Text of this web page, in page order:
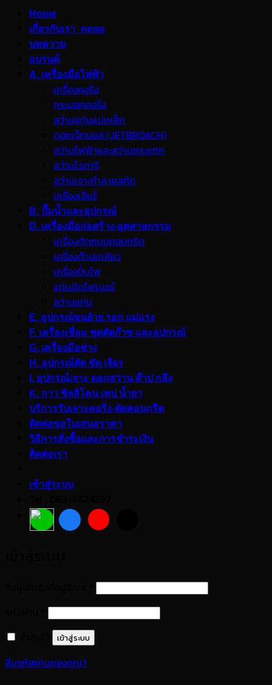
Home
เกี่ยวกับเรา_news
บทความ
แบรนด์
A. เครื่องมือไฟฟ้า
เครื่องคอริ่ง
กระบอกคอริ่ง
สว่านแท่นแม่เหล็ก
ดอกเจ็ทบอส (JETBROACH)
สว่านไฟฟ้าและสว่านกระแทก
สว่านโรตารี
สว่านเจาะทำลายสกัด
เครื่องเจียร์
B. ปั๊มน้ำและอุปกรณ์
D. เครื่องมือก่อสร้าง-อุตสาหกรรม
เครื่องตัดถนนคอนกรีต
เครื่องต๊าปเกลียว
เครื่องปั่นไฟ
แท่นตัดไฟเบอร์
สว่านแท่น
E. อุปกรณ์ขนย้าย รอก แม่แรง
F. เครื่องเชื่อม ชุดตัดก๊าซ และอุปกรณ์
G. เครื่องมือช่าง
H. อุปกรณ์ตัด ขัด เจียร
I. อุปกรณ์เจาะ ดอกสว่าน ต๊าป กลึง
K. กาว ซิลลิโคน เทป น้ำยา
บริการรับเจาะคอริ่ง-ตัดคอนกรีต
ติดต่อขอใบเสนอราคา
วิธีการสั่งซื้อและการชำระเงิน
ติดต่อเรา
เข้าสู่ระบบ
ต้องการ
ต้องการ
เข้าสู่ระบบ
ลืมรหัสผ่านของคุณ?